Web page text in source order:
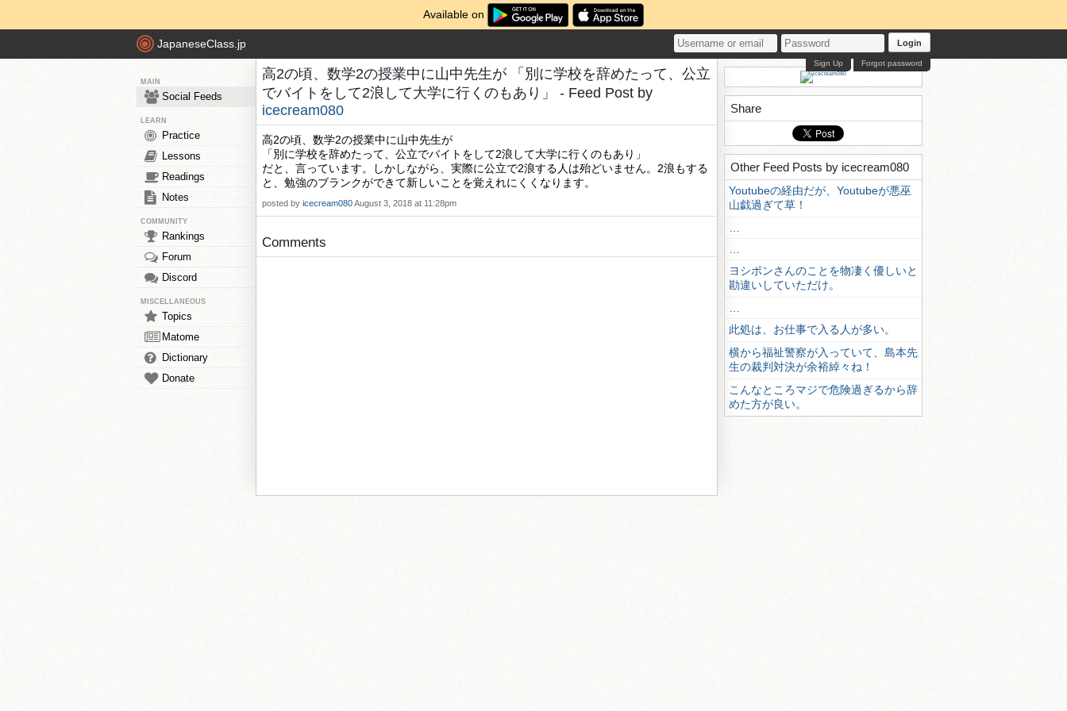
Available on
JapaneseClass.jp Login
Forgot password
Sign Up
MAIN
Social Feeds
LEARN
Practice
Lessons
Readings
Notes
COMMUNITY
Rankings
Forum
Discord
MISCELLANEOUS
Topics
Matome
Dictionary
Donate
高2の頃、数学2の授業中に山中先生が 「別に学校を辞めたって、公立
でバイトをして2浪して大学に行くのもあり」 - Feed Post by
icecream080
高2の頃、数学2の授業中に山中先生が
「別に学校を辞めたって、公立でバイトをして2浪して大学に行くのもあり」
だと、言っています。しかしながら、実際に公立で2浪する人は殆どいません。2浪もする
と、勉強のブランクができて新しいことを覚えれにくくなります。
posted by icecream080August 3, 2018 at 11:28pm
Comments
Share
Other Feed Posts by icecream080
Youtubeの経由だが、Youtubeが悪巫
山戯過ぎて草！
ヨシポンさんのことを物凄く優しいと
勘違いしていただけ。
此処は、お仕事で入る人が多い。
横から福祉警察が入っていて、島本先
生の裁判対決が余裕綽々ね！
こんなところマジで危険過ぎるから辞
めた方が良い。